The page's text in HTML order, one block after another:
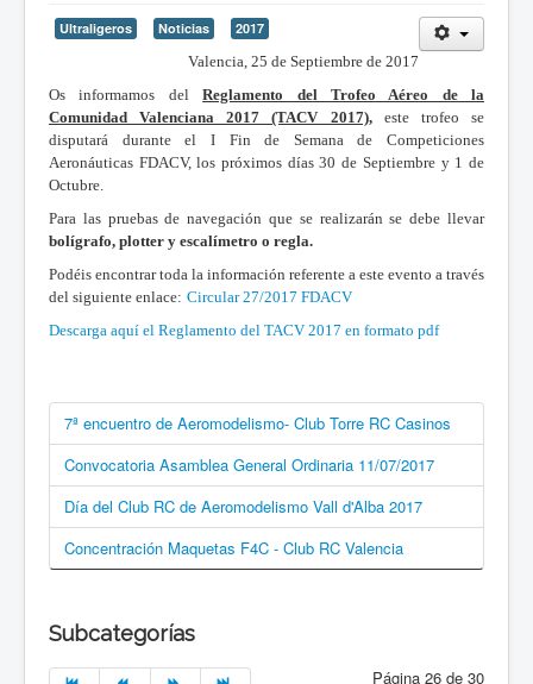
Ultraligeros Noticias
2017
Valencia, 25 de Septiembre de 2017
Os informamos delReglamento del Trofeo Aéreo de la
Comunidad Valenciana 2017 (TACV 2017),este trofeo se
disputará durante el I Fin de Semana de Competiciones
Aeronáuticas FDACV, los próximos días 30 de Septiembre y 1 de
Octubre.
Para las pruebas de navegación que se realizarán se debe llevar
bolígrafo, plotter y escalímetro o regla.
Podéis encontrar toda la información referente a este evento a través
del siguiente enlace: Circular 27/2017 FDACV
Descarga aquí el Reglamento del TACV 2017 en formato pdf
7ª encuentro de Aeromodelismo- Club Torre RC Casinos
Convocatoria Asamblea General Ordinaria 11/07/2017
Día del Club RC de Aeromodelismo Vall d'Alba 2017
Concentración Maquetas F4C - Club RC Valencia
Subcategorías
Página 26 de 30